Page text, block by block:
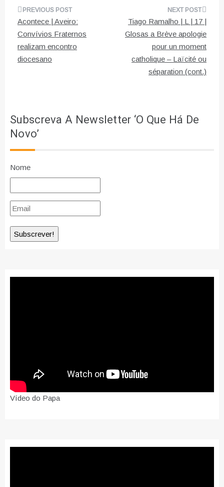
Navegação
de
artigos
Acontece | Aveiro:
Convívios Fraternos
realizam encontro
diocesano
Tiago Ramalho | L | 17 |
Glosas a Brève apologie
pour un moment
catholique – Laïcité ou
séparation (cont.)
Subscreva A Newsletter ‘O Que Há De
Novo’
Nome
Vídeo do Papa